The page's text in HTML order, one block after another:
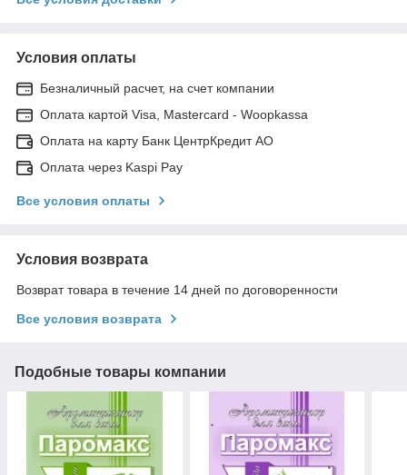
Условия оплаты
Безналичный расчет, на счет компании
Оплата картой Visa, Mastercard - Woopkassa
Оплата на карту Банк ЦентрКредит АО
Оплата через Kaspi Pay
Все условия оплаты
Условия возврата
Возврат товара в течение 14 дней по договоренности
Все условия возврата
Подобные товары компании